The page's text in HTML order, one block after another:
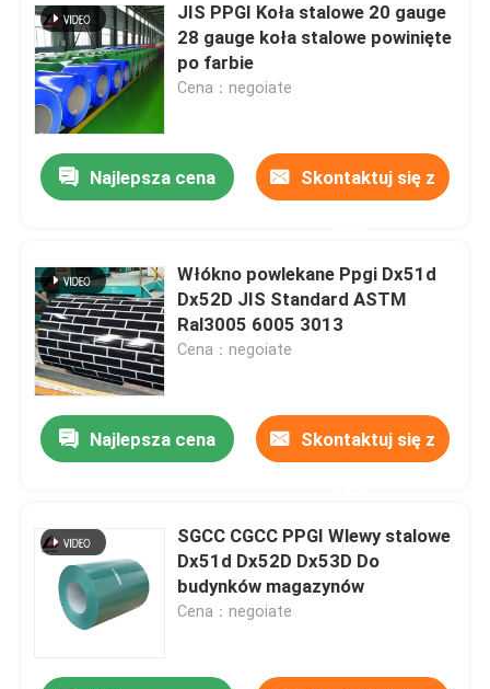
JIS PPGI Koła stalowe 20 gauge
28 gauge koła stalowe powinięte
po farbie
Cena：negoiate
Najlepsza cena Skontaktuj się z
Włókno powlekane Ppgi Dx51d
Dx52D JIS Standard ASTM
Ral3005 6005 3013
Cena：negoiate
Najlepsza cena Skontaktuj się z
SGCC CGCC PPGI Wlewy stalowe
Dx51d Dx52D Dx53D Do
budynków magazynów
Cena：negoiate